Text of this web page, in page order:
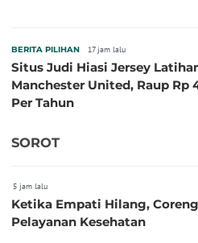
BERITA PILIHAN 17 jam lalu
Situs Judi Hiasi Jersey
Manchester United, Raup Rp
Per Tahun
SOROT
5 jam lalu
Ketika Empati Hilang,
Pelayanan Kesehatan